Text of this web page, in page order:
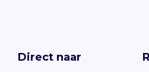
Direct naar